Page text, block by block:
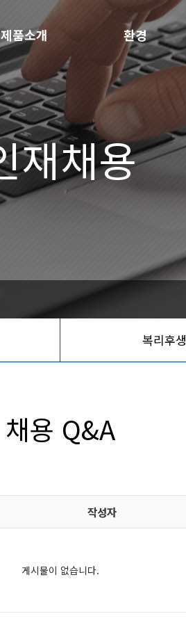
제품소개 환경
복리후생
채용 Q&A
작성자
게시물이 없습니다.